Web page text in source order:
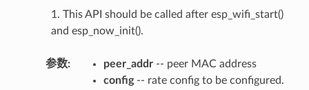
1. This API should be called after esp_wifi_start()
and esp_now_init().
参数: peer_addr-- peer MAC address
config-- rate config to be configured.